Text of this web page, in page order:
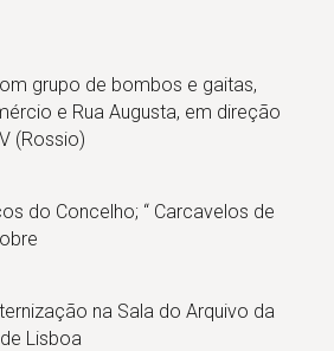
grupo de bombos e gaitas,
e Rua Augusta, em direção
(Rossio)
do Concelho; “ Carcavelos de
na Sala do Arquivo da
Lisboa